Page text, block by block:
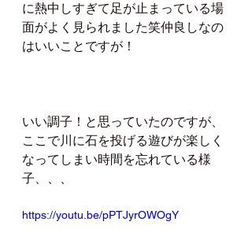
に熱中しすぎて足が止まっている場
面がよく見られました笑仲良しなの
はいいことですが！
いい調子！と思っていたのですが、
ここで川に石を投げる遊びが楽しく
なってしまい時間を忘れている様
子、、、
https://youtu.be/pPTJyrOWOgY